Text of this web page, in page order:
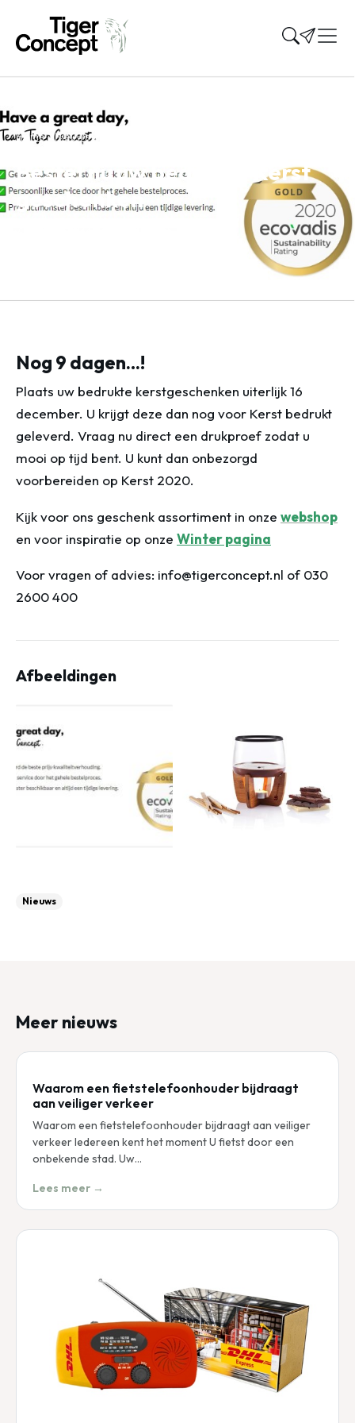
Home»Nieuws»
Bestel nu uw bedrukte Kerst
geschenken
Nog 9 dagen…!
Plaats uw bedrukte kerstgeschenken uiterlijk 16
december. U krijgt deze dan nog voor Kerst bedrukt
geleverd. Vraag nu direct een drukproef zodat u
mooi op tijd bent. U kunt dan onbezorgd
voorbereiden op Kerst 2020.
Kijk voor ons geschenk assortiment in onze webshop
en voor inspiratie op onze Winter pagina
Voor vragen of advies: info@tigerconcept.nl of 030
2600 400
Afbeeldingen
Nieuws
Meer nieuws
Waarom een fietstelefoonhouder bijdraagt
aan veiliger verkeer
Waarom een fietstelefoonhouder bijdraagt aan veiliger
verkeer Iedereen kent het moment U fietst door een
onbekende stad. Uw…
Lees meer →